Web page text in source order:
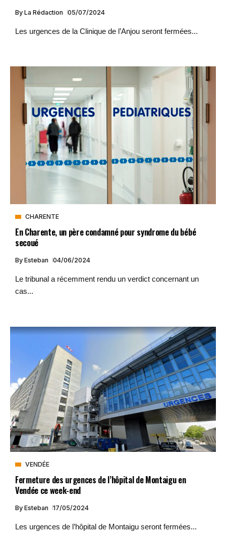
By La Rédaction 05/07/2024
Les urgences de la Clinique de l’Anjou seront fermées...
CHARENTE
En Charente, un père condamné pour syndrome du bébé
secoué
By Esteban 04/06/2024
Le tribunal a récemment rendu un verdict concernant un
cas...
VENDÉE
Fermeture des urgences de l’hôpital de Montaigu en
Vendée ce week-end
By Esteban 17/05/2024
Les urgences de l’hôpital de Montaigu seront fermées...